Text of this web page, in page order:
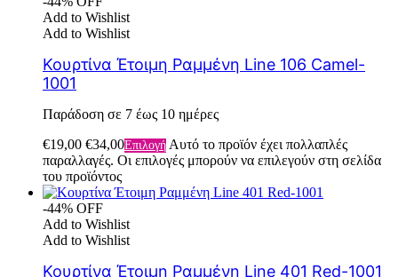
Add to Wishlist
Add to Wishlist
Κουρτίνα Έτοιμη Ραμμένη Line 106 Camel-
1001
Παράδοση σε 7 έως 10 ημέρες
€19,00 €34,00Επιλογή Αυτό το προϊόν έχει πολλαπλές
παραλλαγές. Οι επιλογές μπορούν να επιλεγούν στη σελίδα
του προϊόντος
-44% OFF
Add to Wishlist
Add to Wishlist
Κουρτίνα Έτοιμη Ραμμένη Line 401 Red-1001